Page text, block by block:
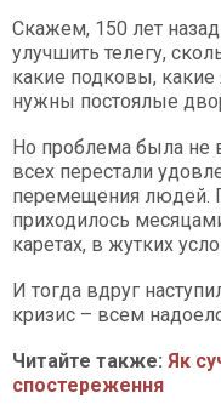
Скажем, 150 лет
улучшить телегу,
какие подковы,
нужны постоялые
Но проблема была не
всех перестали
перемещения людей.
приходилось
каретах, в жутких
И тогда вдруг
кризис – всем
Читайте также: Як
спостереження